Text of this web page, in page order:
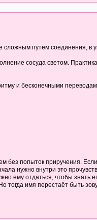
сложным путём соединения, в
сосуда светом.
и бесконечными
без попыток приручения.
нужно внутри это
ему отдаться, чтобы знать
имя перестаёт быть